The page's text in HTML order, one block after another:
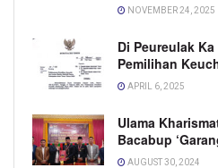
NOVEMBER 24, 2025
Di Peureulak
Pemilihan
APRIL 6, 2025
Ulama
Bacabup
AUGUST 30, 2024